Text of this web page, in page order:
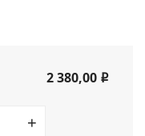
2 380,00 i
+